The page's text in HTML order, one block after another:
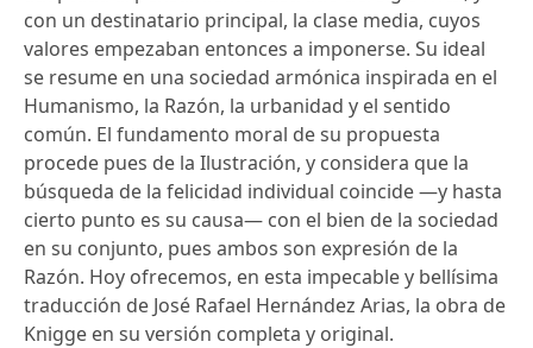
con un destinatario principal, la clase media, cuyos
valores empezaban entonces a imponerse. Su ideal
se resume en una sociedad armónica inspirada en el
Humanismo, la Razón, la urbanidad y el sentido
común. El fundamento moral de su propuesta
procede pues de la Ilustración, y considera que la
búsqueda de la felicidad individual coincide —y hasta
cierto punto es su causa— con el bien de la sociedad
en su conjunto, pues ambos son expresión de la
Razón. Hoy ofrecemos, en esta impecable y bellísima
traducción de José Rafael Hernández Arias, la obra de
Knigge en su versión completa y original.